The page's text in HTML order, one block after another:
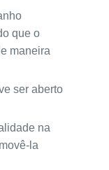
que o
maneira
ser aberto
na
la